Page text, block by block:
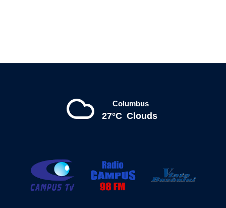
Columbus
27°C Clouds